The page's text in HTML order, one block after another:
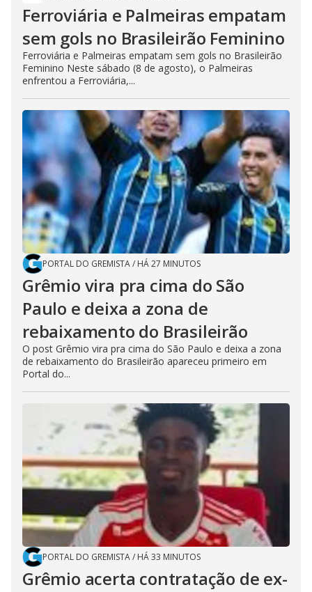
Ferroviária e Palmeiras empatam
sem gols no Brasileirão Feminino
Ferroviária e Palmeiras empatam sem gols no Brasileirão
Feminino Neste sábado (8 de agosto), o Palmeiras
enfrentou a Ferroviária,...
PORTAL DO GREMISTA/ HÁ 27 MINUTOS
Grêmio vira pra cima do São
Paulo e deixa a zona de
rebaixamento do Brasileirão
O post Grêmio vira pra cima do São Paulo e deixa a zona
de rebaixamento do Brasileirão apareceu primeiro em
Portal do...
PORTAL DO GREMISTA/ HÁ 33 MINUTOS
Grêmio acerta contratação de ex-